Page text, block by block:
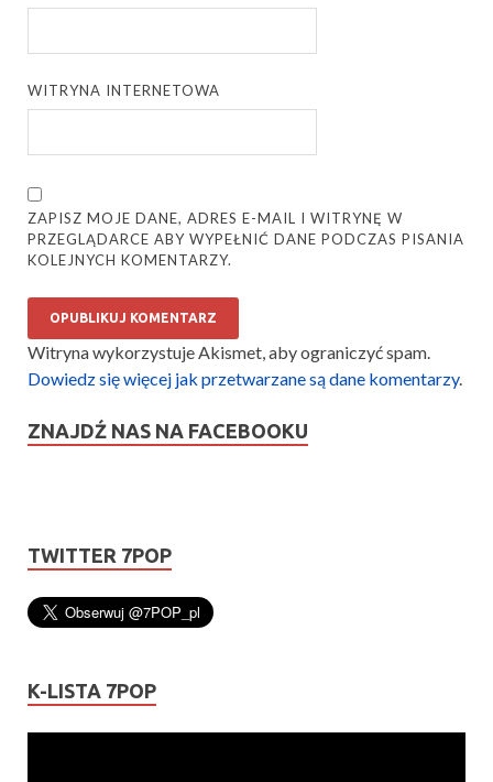
WITRYNA INTERNETOWA
ZAPISZ MOJE DANE, ADRES E-MAIL I WITRYNĘ W
PRZEGLĄDARCE ABY WYPEŁNIĆ DANE PODCZAS PISANIA
KOLEJNYCH KOMENTARZY.
Witryna wykorzystuje Akismet, aby ograniczyć spam.
Dowiedz się więcej jak przetwarzane są dane komentarzy.
ZNAJDŹ NAS NA FACEBOOKU
TWITTER 7POP
K-LISTA 7POP